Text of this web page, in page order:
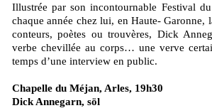
Illustrée par son incontournable Festival
chaque année chez lui, en Haute- Garonne,
conteurs, poètes ou trouvères, Dick
verbe chevillée au corps… une verve
temps d’une interview en public.
Chapelle du Méjan, Arles, 19h30
Dick Annegarn, söl